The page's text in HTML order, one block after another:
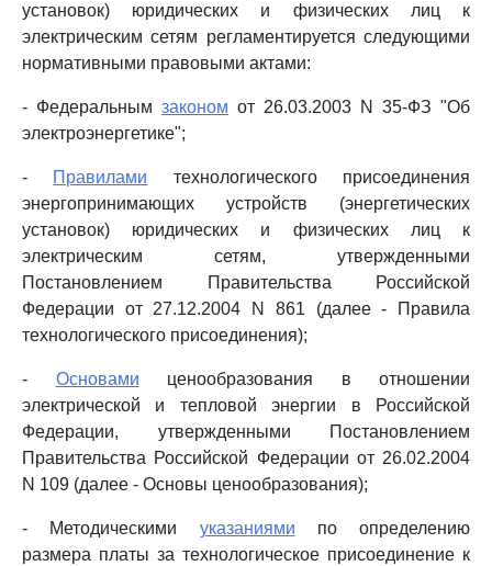
установок) юридических и физических лиц к
электрическим сетям регламентируется следующими
нормативными правовыми актами:
- Федеральным законом от 26.03.2003 N 35-ФЗ "Об
электроэнергетике";
- Правилами технологического присоединения
энергопринимающих устройств (энергетических
установок) юридических и физических лиц к
электрическим сетям, утвержденными
Постановлением Правительства Российской
Федерации от 27.12.2004 N 861 (далее - Правила
технологического присоединения);
- Основами ценообразования в отношении
электрической и тепловой энергии в Российской
Федерации, утвержденными Постановлением
Правительства Российской Федерации от 26.02.2004
N 109 (далее - Основы ценообразования);
- Методическими указаниями по определению
размера платы за технологическое присоединение к